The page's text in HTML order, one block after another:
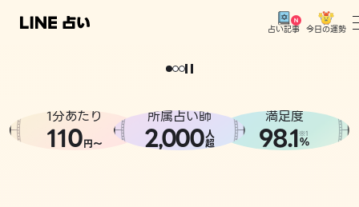
占い記事 今日の運勢
相談事例
どうせなら
。
1分あたり
110円〜
所属占い師
2,000人
超
満足度
98.1※1
%